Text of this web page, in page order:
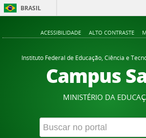
BRASIL
ACESSIBILIDADE ALTO CONTRASTE
Instituto Federal de Educação, Ciência e
Campus
MINISTÉRIO DA